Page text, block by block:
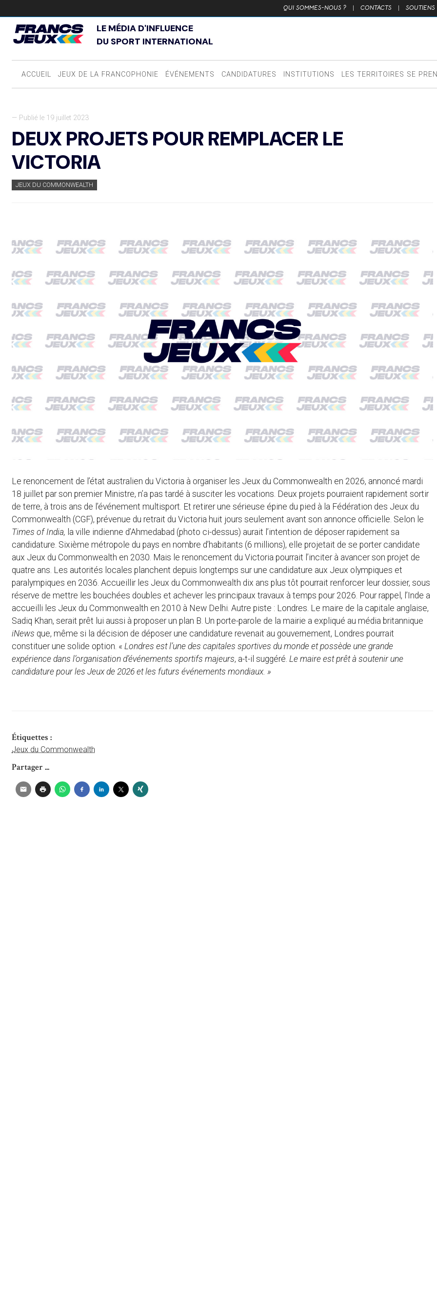
QUI SOMMES-NOUS ? | CONTACTS | SOUTIENS
LE MÉDIA D'INFLUENCE
DU SPORT INTERNATIONAL
ACCUEIL JEUX DE LA FRANCOPHONIE ÉVÉNEMENTS CANDIDATURES INSTITUTIONS LES TERRITOIRES SE
— Publié le 19 juillet 2023
DEUX PROJETS POUR REMPLACER LE
VICTORIA
JEUX DU COMMONWEALTH
Le renoncement de l’état australien du Victoria à organiser les Jeux du Commonwealth en 2026, annoncé mardi
18 juillet par son premier Ministre, n’a pas tardé à susciter les vocations. Deux projets pourraient rapidement sortir
de terre, à trois ans de l’événement multisport. Et retirer une sérieuse épine du pied à la Fédération des Jeux du
Commonwealth (CGF), prévenue du retrait du Victoria huit jours seulement avant son annonce officielle. Selon le
Times of India, la ville indienne d’Ahmedabad (photo ci-dessus) aurait l’intention de déposer rapidement sa
candidature. Sixième métropole du pays en nombre d’habitants (6 millions), elle projetait de se porter candidate
aux Jeux du Commonwealth en 2030. Mais le renoncement du Victoria pourrait l’inciter à avancer son projet de
quatre ans. Les autorités locales planchent depuis longtemps sur une candidature aux Jeux olympiques et
paralympiques en 2036. Accueillir les Jeux du Commonwealth dix ans plus tôt pourrait renforcer leur dossier, sous
réserve de mettre les bouchées doubles et achever les principaux travaux à temps pour 2026. Pour rappel, l’Inde a
accueilli les Jeux du Commonwealth en 2010 à New Delhi. Autre piste : Londres. Le maire de la capitale anglaise,
Sadiq Khan, serait prêt lui aussi à proposer un plan B. Un porte-parole de la mairie a expliqué au média britannique
iNews que, même si la décision de déposer une candidature revenait au gouvernement, Londres pourrait
constituer une solide option. « Londres est l’une des capitales sportives du monde et possède une grande
expérience dans l’organisation d’événements sportifs majeurs, a-t-il suggéré. Le maire est prêt à soutenir une
candidature pour les Jeux de 2026 et les futurs événements mondiaux. »
Étiquettes :
Jeux du Commonwealth
Partager ...